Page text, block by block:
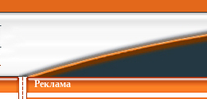
Реклама